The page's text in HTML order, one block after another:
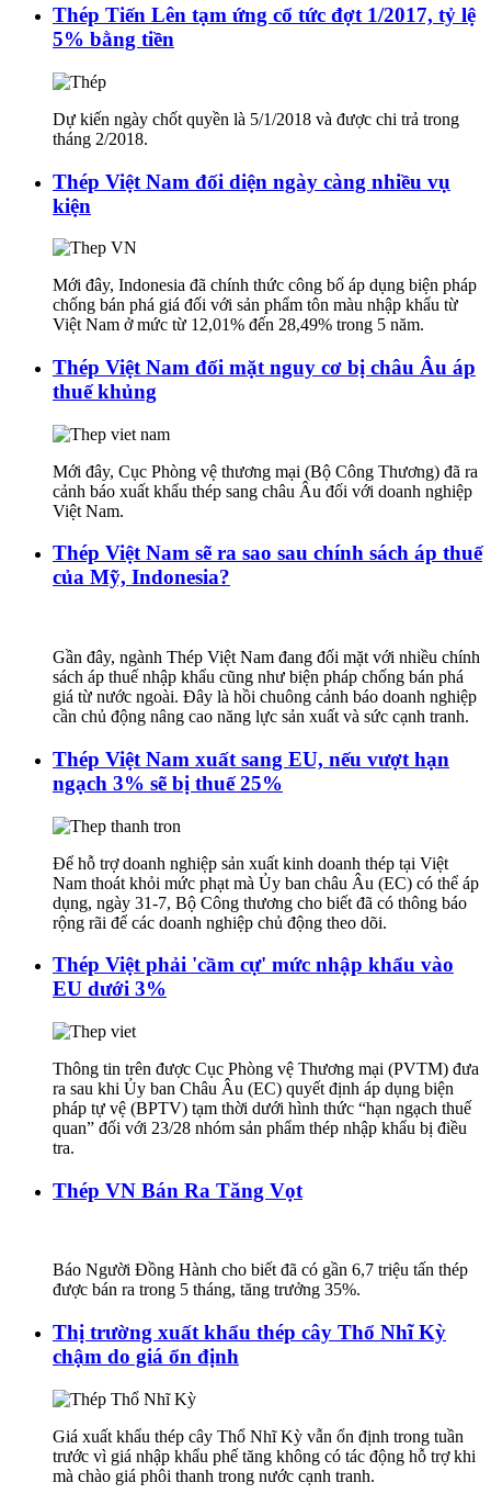
Thép Tiến Lên tạm ứng cổ tức đợt 1/2017, tỷ lệ
5% bằng tiền
Dự kiến ngày chốt quyền là 5/1/2018 và được chi trả trong
tháng 2/2018.
Thép Việt Nam đối diện ngày càng nhiều vụ
kiện
Mới đây, Indonesia đã chính thức công bố áp dụng biện pháp
chống bán phá giá đối với sản phẩm tôn màu nhập khẩu từ
Việt Nam ở mức từ 12,01% đến 28,49% trong 5 năm.
Thép Việt Nam đối mặt nguy cơ bị châu Âu áp
thuế khủng
Mới đây, Cục Phòng vệ thương mại (Bộ Công Thương) đã ra
cảnh báo xuất khẩu thép sang châu Âu đối với doanh nghiệp
Việt Nam.
Thép Việt Nam sẽ ra sao sau chính sách áp thuế
của Mỹ, Indonesia?
Gần đây, ngành Thép Việt Nam đang đối mặt với nhiều chính
sách áp thuế nhập khẩu cũng như biện pháp chống bán phá
giá từ nước ngoài. Đây là hồi chuông cảnh báo doanh nghiệp
cần chủ động nâng cao năng lực sản xuất và sức cạnh tranh.
Thép Việt Nam xuất sang EU, nếu vượt hạn
ngạch 3% sẽ bị thuế 25%
Để hỗ trợ doanh nghiệp sản xuất kinh doanh thép tại Việt
Nam thoát khỏi mức phạt mà Ủy ban châu Âu (EC) có thể áp
dụng, ngày 31-7, Bộ Công thương cho biết đã có thông báo
rộng rãi để các doanh nghiệp chủ động theo dõi.
Thép Việt phải 'cầm cự' mức nhập khẩu vào
EU dưới 3%
Thông tin trên được Cục Phòng vệ Thương mại (PVTM) đưa
ra sau khi Ủy ban Châu Âu (EC) quyết định áp dụng biện
pháp tự vệ (BPTV) tạm thời dưới hình thức “hạn ngạch thuế
quan” đối với 23/28 nhóm sản phẩm thép nhập khẩu bị điều
tra.
Thép VN Bán Ra Tăng Vọt
Báo Người Đồng Hành cho biết đã có gần 6,7 triệu tấn thép
được bán ra trong 5 tháng, tăng trưởng 35%.
Thị trường xuất khẩu thép cây Thổ Nhĩ Kỳ
chậm do giá ổn định
Giá xuất khẩu thép cây Thổ Nhĩ Kỳ vẫn ổn định trong tuần
trước vì giá nhập khẩu phế tăng không có tác động hỗ trợ khi
mà chào giá phôi thanh trong nước cạnh tranh.